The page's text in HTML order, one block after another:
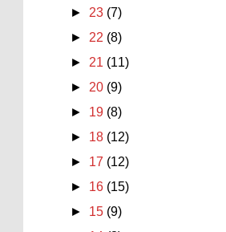
► 23 (7)
► 22 (8)
► 21 (11)
► 20 (9)
► 19 (8)
► 18 (12)
► 17 (12)
► 16 (15)
► 15 (9)